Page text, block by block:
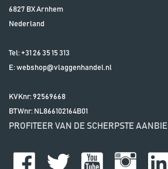
6827 BXArnhem
Nederland
Tel: +31 26 35 15 313
E:webshop@vlaggenhandel.nl
KVKnr: 92569668
BTWnr: NL866102164B01
PROFITEER VAN DE SCHERPSTE